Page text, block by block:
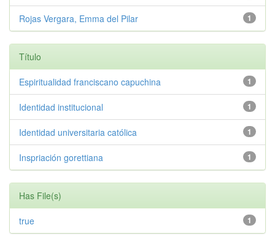
1
Rojas Vergara, Emma del Pilar
Título
1
Espiritualidad franciscano capuchina
1
Identidad institucional
1
Identidad universitaria católica
1
Inspriación gorettiana
Has File(s)
1
true